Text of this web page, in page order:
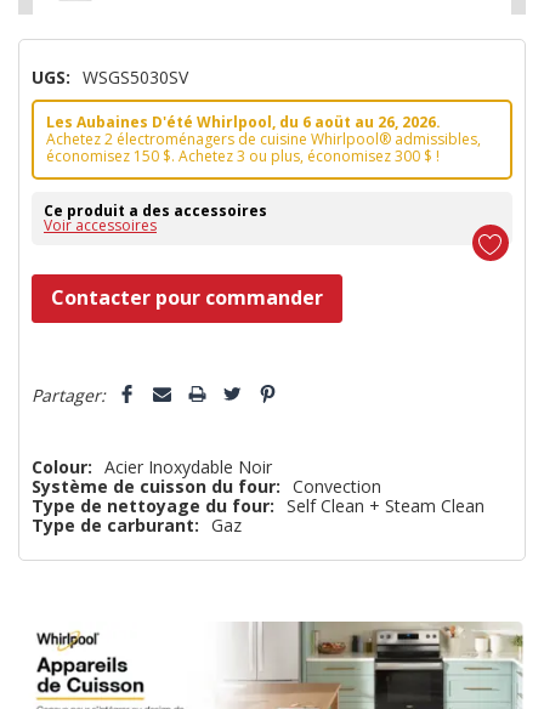
UGS: WSGS5030SV
Les Aubaines D'été Whirlpool, du 6 aoüt au 26, 2026.
Achetez 2 électroménagers de cuisine Whirlpool® admissibles,
économisez 150 $. Achetez 3 ou plus, économisez 300 $ !
Ce produit a des accessoires
Voir accessoires
Dépêchez-
vous!
n’en
plus
que
Contacter pour commander
Partager:
Colour: Acier Inoxydable Noir
Système de cuisson du four: Convection
Type de nettoyage du four: Self Clean + Steam Clean
Type de carburant: Gaz